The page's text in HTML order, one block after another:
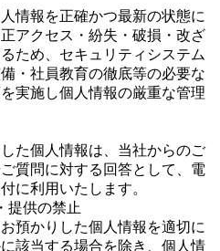
情報を正確かつ最新の状態に
アクセス・紛失・破損・改ざ
ため、セキュリティシステム
・社員教育の徹底等の必要な
実施し個人情報の厳重な管理
た個人情報は、当社からのご
質問に対する回答として、電
に利用いたします。
提供の禁止
預かりした個人情報を適切に
該当する場合を除き、個人情